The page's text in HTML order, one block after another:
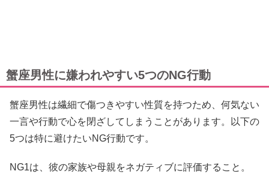
蟹座男性に嫌われやすい5つのNG行動
蟹座男性は繊細で傷つきやすい性質を持つため、何気ない
一言や行動で心を閉ざしてしまうことがあります。以下の
5つは特に避けたいNG行動です。
NG1は、彼の家族や母親をネガティブに評価すること。